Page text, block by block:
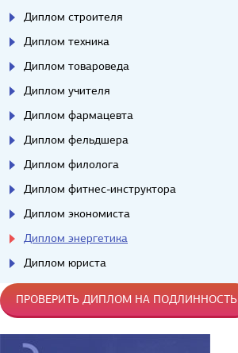
Диплом строителя
Диплом техника
Диплом товароведа
Диплом учителя
Диплом фармацевта
Диплом фельдшера
Диплом филолога
Диплом фитнес-инструктора
Диплом экономиста
Диплом энергетика
Диплом юриста
ПРОВЕРИТЬ ДИПЛОМ НА ПОДЛИННОСТЬ